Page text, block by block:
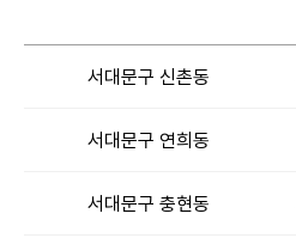
서대문구 신촌동
서대문구 연희동
서대문구 충현동